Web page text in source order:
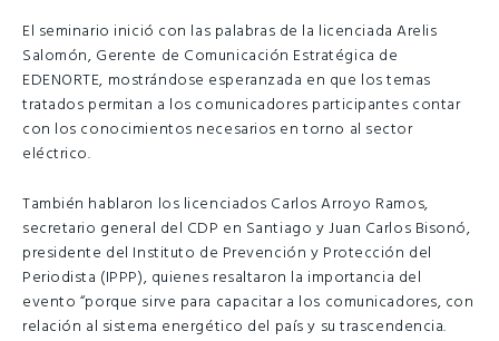
El seminario inició con las palabras de la licenciada Arelis
Salomón, Gerente de Comunicación Estratégica de
EDENORTE, mostrándose esperanzada en que los temas
tratados permitan a los comunicadores participantes contar
con los conocimientos necesarios en torno al sector
eléctrico.
También hablaron los licenciados Carlos Arroyo Ramos,
secretario general del CDP en Santiago y Juan Carlos Bisonó,
presidente del Instituto de Prevención y Protección del
Periodista (IPPP), quienes resaltaron la importancia del
evento “porque sirve para capacitar a los comunicadores, con
relación al sistema energético del país y su trascendencia.